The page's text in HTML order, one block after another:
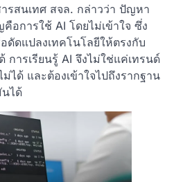
รสนเทศ สจล. กล่าวว่า ปัญหา
อการใช้ AI โดยไม่เข้าใจ ซึ่ง
ดัดแปลงเทคโนโลยีให้ตรงกับ
การเรียนรู้ AI จึงไม่ใช่แค่เทรนด์
ได้ และต้องเข้าใจไปถึงรากฐาน
ได้